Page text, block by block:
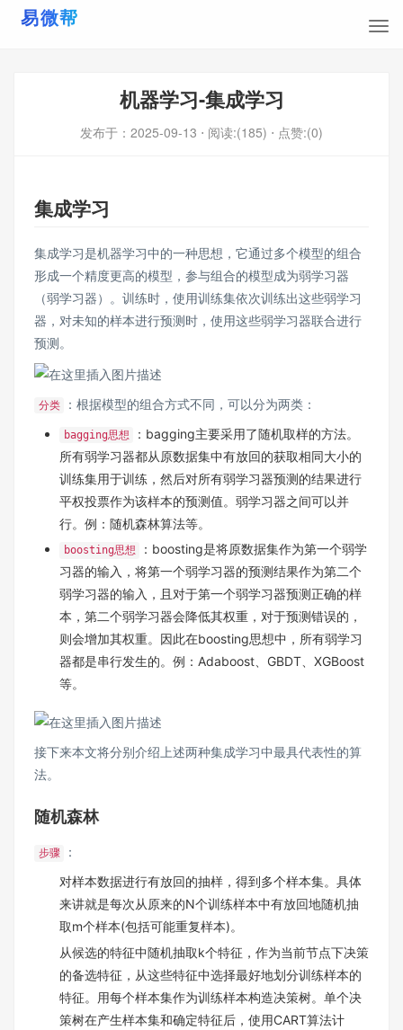
机器学习-集成学习
发布于： 2025-09-13 ⋅ 阅读:(185) ⋅ 点赞:(0)
集成学习
集成学习是机器学习中的一种思想，它通过多个模型的组合
形成一个精度更高的模型，参与组合的模型成为弱学习器
（弱学习器）。训练时，使用训练集依次训练出这些弱学习
器，对未知的样本进行预测时，使用这些弱学习器联合进行
预测。
分类 ：根据模型的组合方式不同，可以分为两类：
bagging思想
：bagging主要采用了随机取样的方法。
所有弱学习器都从原数据集中有放回的获取相同大小的
训练集用于训练，然后对所有弱学习器预测的结果进行
平权投票作为该样本的预测值。弱学习器之间可以并
行。例：随机森林算法等。
boosting思想
：boosting是将原数据集作为第一个弱学
习器的输入，将第一个弱学习器的预测结果作为第二个
弱学习器的输入，且对于第一个弱学习器预测正确的样
本，第二个弱学习器会降低其权重，对于预测错误的，
则会增加其权重。因此在boosting思想中，所有弱学习
器都是串行发生的。例：Adaboost、GBDT、XGBoost
等。
接下来本文将分别介绍上述两种集成学习中最具代表性的算
法。
随机森林
步骤
：
对样本数据进行有放回的抽样，得到多个样本集。具体
来讲就是每次从原来的N个训练样本中有放回地随机抽
取m个样本(包括可能重复样本)。
从候选的特征中随机抽取k个特征，作为当前节点下决策
的备选特征，从这些特征中选择最好地划分训练样本的
特征。用每个样本集作为训练样本构造决策树。单个决
策树在产生样本集和确定特征后，使用CART算法计